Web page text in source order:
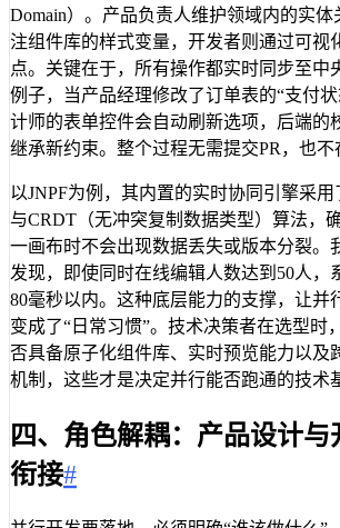
Domain）。产品负责人维护领域内的实
注组件库的样式变量，开发者则通过可视
点。关键在于，所有操作都实时同步至中
例子，当产品经理修改了订单表的“支付
计师的表单控件会自动刷新选项，后端的
继承新约束。整个过程无需提交PR，也不
以JNPF为例，其内置的实时协同引擎采用
与CRDT（无冲突复制数据类型）算法，
一画布时不会出现数据丢失或版本分裂。
发现，即使同时在线编辑人数达到50人，
80毫秒以内。这种底层能力的支撑，让并
变成了“日常习惯”。技术决策者在选型时
否具备原子化组件库、实时预览能力以及
机制，这些才是决定并行能否跑通的技术
四、角色解耦：产品设计与
衔接#